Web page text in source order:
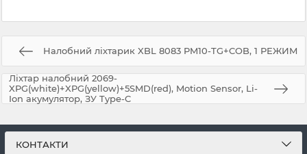
Налобний ліхтарик XBL 8083 PM10-TG+COB, 1 РЕЖИМ
Ліхтар налобний 2069-
XPG(white)+XPG(yellow)+5SMD(red), Motion Sensor, Li-
Ion акумулятор, ЗУ Type-C
КОНТАКТИ